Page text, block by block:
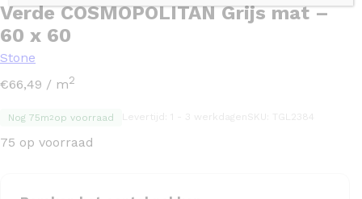
Verde COSMOPOLITAN Grijs mat –
60 x 60
Stone
€66,49 / m2
Nog 75m2op voorraad
75 op voorraad